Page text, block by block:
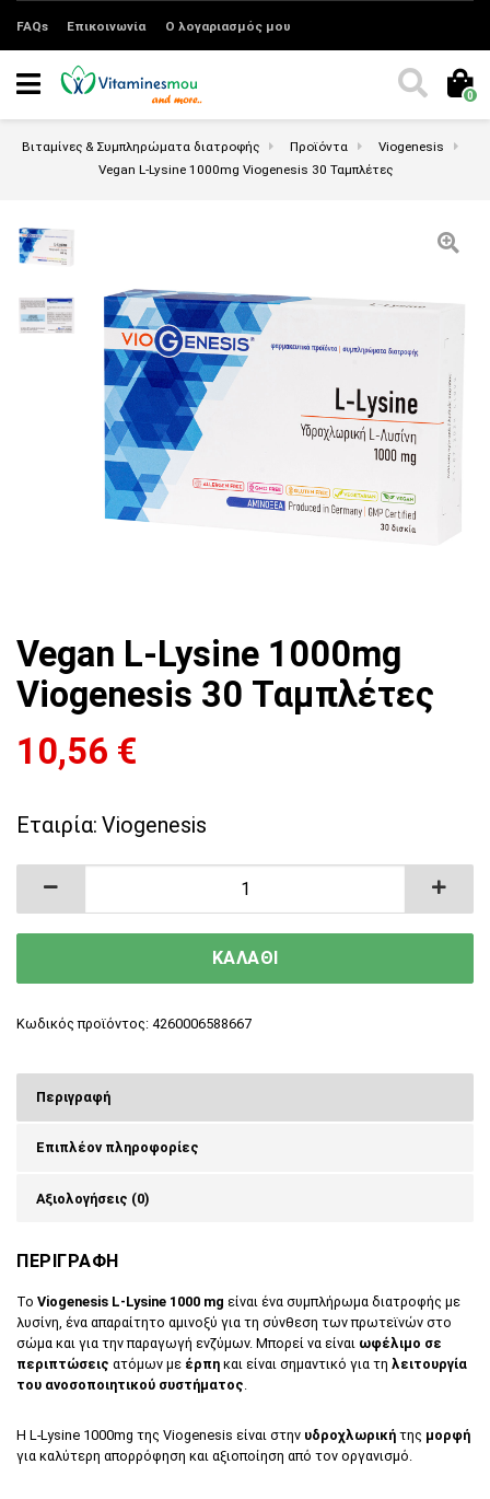
FAQs Επικοινωνία Ο λογαριασμός μου
0
Βιταμίνες & Συμπληρώματα διατροφής Προϊόντα
Viogenesis
Vegan L-Lysine 1000mg Viogenesis 30 Ταμπλέτες
Vegan L-Lysine 1000mg
Viogenesis 30 Ταμπλέτες
10,56 €
Εταιρία: Viogenesis
Vegan L-Lysine 1000mg Viogenesis 30
ΚΑΛΑΘΙ
Κωδικός προϊόντος: 4260006588667
Περιγραφή
Επιπλέον πληροφορίες
Αξιολογήσεις (0)
ΠΕΡΙΓΡΑΦΗ
Το Viogenesis L-Lysine 1000 mg είναι ένα συμπλήρωμα διατροφής με
λυσίνη, ένα απαραίτητο αμινοξύ για τη σύνθεση των πρωτεϊνών στο
σώμα και για την παραγωγή ενζύμων. Μπορεί να είναι ωφέλιμο σε
περιπτώσεις ατόμων με έρπη και είναι σημαντικό για τη λειτουργία
του ανοσοποιητικού συστήματος.
Η L-Lysine 1000mg της Viogenesis είναι στην υδροχλωρική της μορφή
για καλύτερη απορρόφηση και αξιοποίηση από τον οργανισμό.